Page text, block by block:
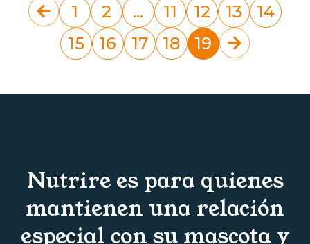
1 2 ... 11 12 13
14
15
16 17 18 19
Nutrire es para quienes
mantienen una relación
especial con su mascota y